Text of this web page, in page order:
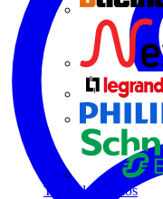
Todos los socios